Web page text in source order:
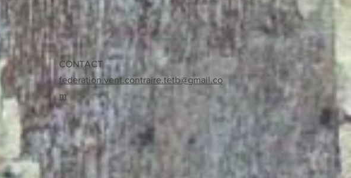
CONTACT
federation.vent.contraire.tetb@gmail.co
m